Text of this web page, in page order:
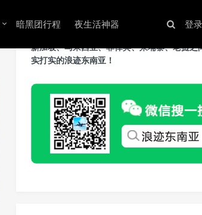
暗黑团行程 夜生活神器 登录
新加坡、马来西亚、菲律宾、柬埔寨、老挝之
实打实的浪迹东南亚！